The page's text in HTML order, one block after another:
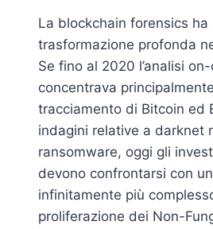
La blockchain forensics
trasformazione profonda
Se fino al 2020 l’analisi
concentrava
tracciamento di Bitcoin ed
indagini relative a darknet
ransomware, oggi gli
devono confrontarsi con
infinitamente più
proliferazione dei Non-